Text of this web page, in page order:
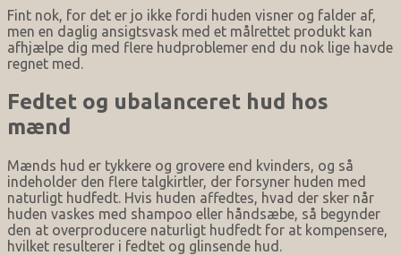
Fint nok, for det er jo ikke fordi huden visner og falder af,
men en daglig ansigtsvask med et målrettet produkt kan
afhjælpe dig med flere hudproblemer end du nok lige havde
regnet med.
Fedtet og ubalanceret hud hos
mænd
Mænds hud er tykkere og grovere end kvinders, og så
indeholder den flere talgkirtler, der forsyner huden med
naturligt hudfedt. Hvis huden affedtes, hvad der sker når
huden vaskes med shampoo eller håndsæbe, så begynder
den at overproducere naturligt hudfedt for at kompensere,
hvilket resulterer i fedtet og glinsende hud.